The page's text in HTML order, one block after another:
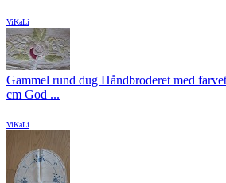
ViKaLi
Gammel rund dug Håndbroderet med
cm God ...
ViKaLi